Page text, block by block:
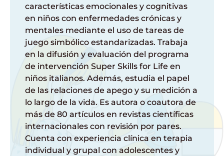
características emocionales y cognitivas
en niños con enfermedades crónicas y
mentales mediante el uso de tareas de
juego simbólico estandarizadas. Trabaja
en la difusión y evaluación del programa
de intervención Super Skills for Life en
niños italianos. Además, estudia el papel
de las relaciones de apego y su medición a
lo largo de la vida. Es autora o coautora de
más de 80 artículos en revistas científicas
internacionales con revisión por pares.
Cuenta con experiencia clínica en terapia
individual y grupal con adolescentes y